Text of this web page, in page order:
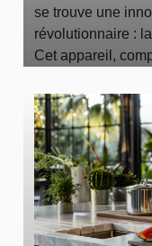
se trouve une
révolutionnaire :
Cet appareil,